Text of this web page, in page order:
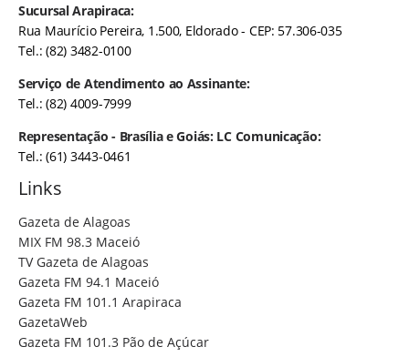
Sucursal Arapiraca:
Rua Maurício Pereira, 1.500, Eldorado - CEP: 57.306-035
Tel.: (82) 3482-0100
Serviço de Atendimento ao Assinante:
Tel.: (82) 4009-7999
Representação - Brasília e Goiás: LC Comunicação:
Tel.: (61) 3443-0461
Links
Gazeta de Alagoas
MIX FM 98.3 Maceió
TV Gazeta de Alagoas
Gazeta FM 94.1 Maceió
Gazeta FM 101.1 Arapiraca
GazetaWeb
Gazeta FM 101.3 Pão de Açúcar